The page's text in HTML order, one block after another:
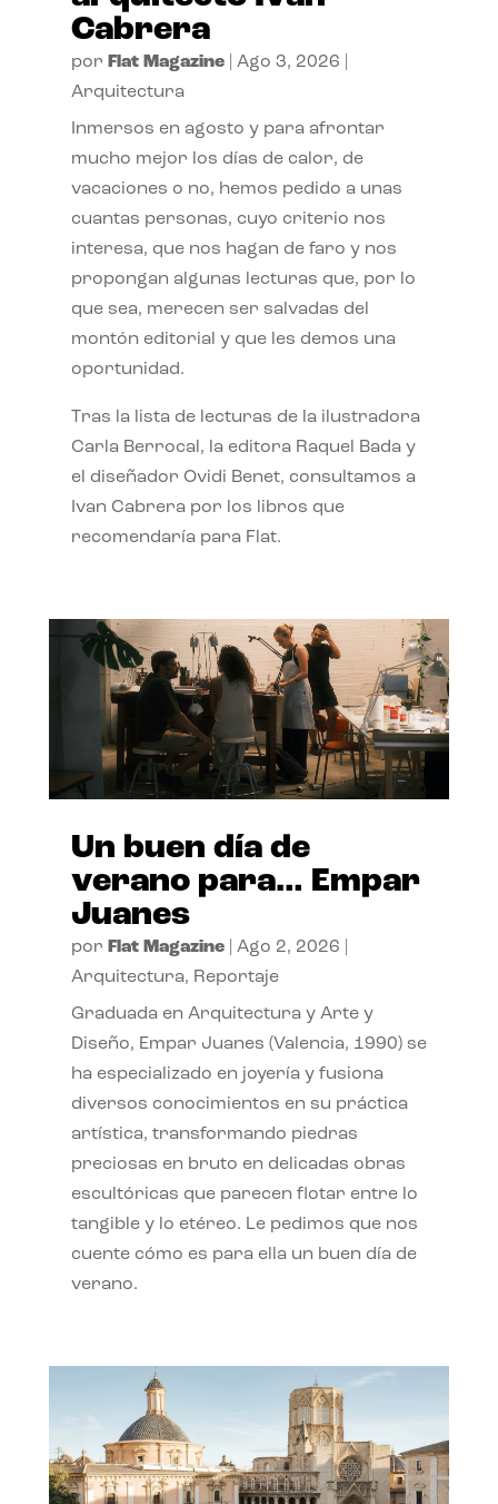
Cabrera
por Flat Magazine| Ago 3, 2026
Arquitectura
Inmersos en agosto y para afrontar
mucho mejor los días de calor, de
vacaciones o no, hemos pedido a unas
cuantas personas, cuyo criterio nos
interesa, que nos hagan de faro y nos
propongan algunas lecturas que, por lo
que sea, merecen ser salvadas del
montón editorial y que les demos una
oportunidad.
Tras la lista de lecturas de la ilustradora
Carla Berrocal, la editora Raquel Bada y
el diseñador Ovidi Benet, consultamos a
Ivan Cabrera por los libros que
recomendaría para Flat.
Un buen día de
verano para… Empar
Juanes
por Flat Magazine| Ago 2, 2026
Arquitectura, Reportaje
Graduada en Arquitectura y Arte y
Diseño, Empar Juanes (Valencia, 1990) se
ha especializado en joyería y fusiona
diversos conocimientos en su práctica
artística, transformando piedras
preciosas en bruto en delicadas obras
escultóricas que parecen flotar entre lo
tangible y lo etéreo. Le pedimos que nos
cuente cómo es para ella un buen día de
verano.